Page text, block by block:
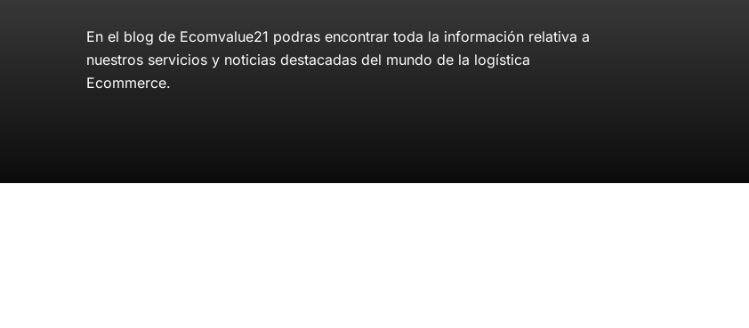
En el blog de Ecomvalue21 podras encontrar toda la información relativa a
nuestros servicios y noticias destacadas del mundo de la logística
Ecommerce.